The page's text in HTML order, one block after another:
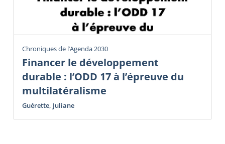
Chroniques de l’Agenda 2030
Financer le développement
durable : l’ODD 17 à l’épreuve du
multilatéralisme
Guérette, Juliane